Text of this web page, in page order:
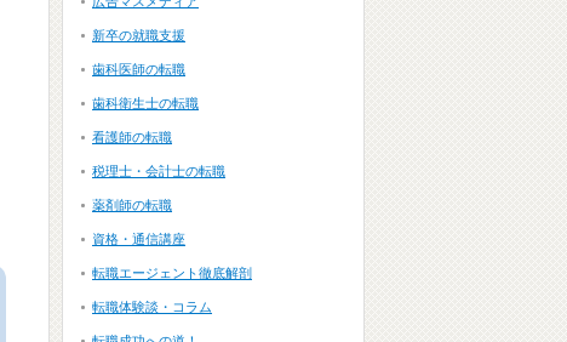
新卒の就職支援
歯科医師の転職
歯科衛生士の転職
看護師の転職
税理士・会計士の転職
薬剤師の転職
資格・通信講座
転職エージェント徹底解剖
転職体験談・コラム